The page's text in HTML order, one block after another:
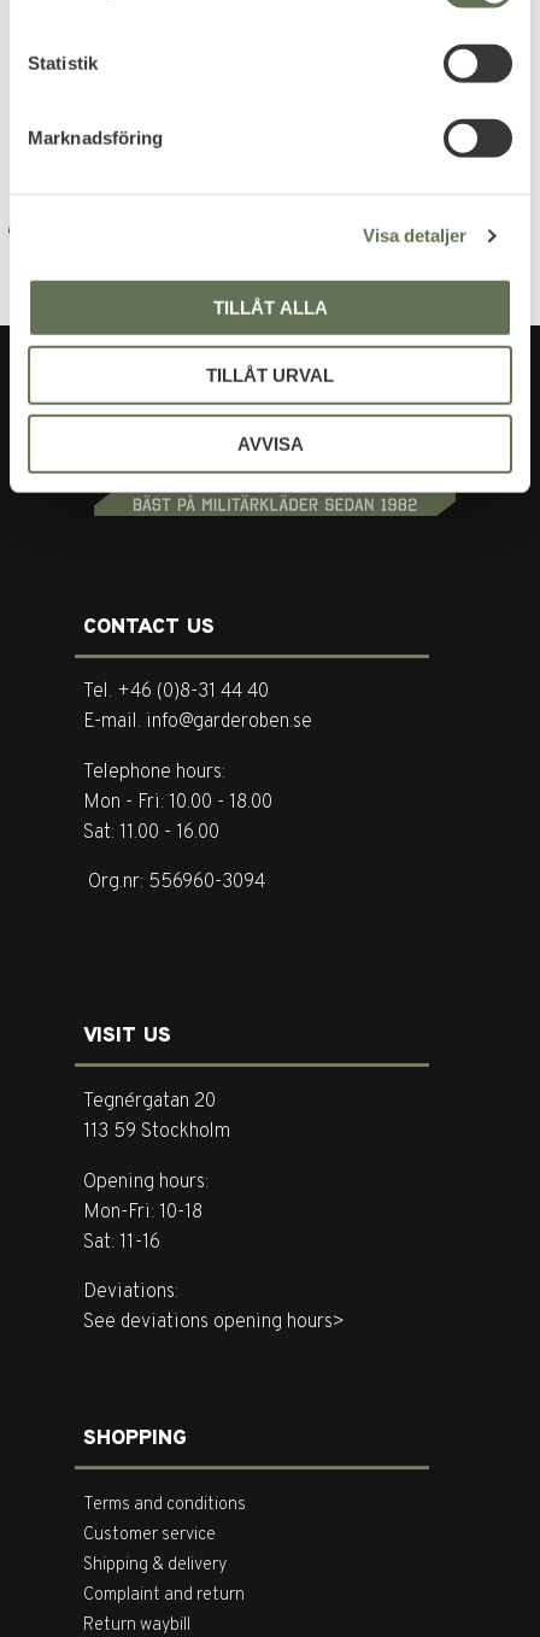
Statistik
Marknadsföring
Visa detaljer
TILLÅT ALLA
TILLÅT URVAL
AVVISA
CONTACT US
Tel. +46 (0)8-31 44 40
E-mail. info@garderoben.se
Telephone hours:
Mon - Fri: 10.00 - 18.00
Sat: 11.00 - 16.00
Org.nr: 556960-3094
VISIT US
Tegnérgatan 20
113 59 Stockholm
Opening hours:
Mon-Fri: 10-18
Sat: 11-16
Deviations:
See deviations opening hours>
SHOPPING
Terms and conditions
Customer service
Shipping & delivery
Complaint and return
Return waybill